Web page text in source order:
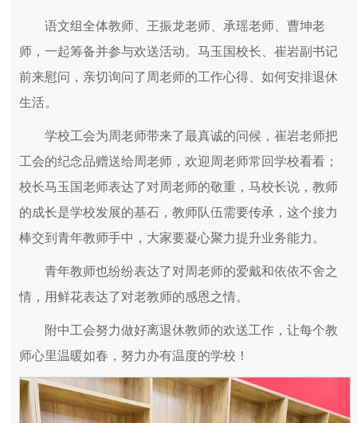
语文组全体教师、王振龙老师、承瑶老师、曹坤老
师，一起筹备并参与欢送活动。马玉国校长、崔岩副书记
前来慰问，亲切询问了周老师的工作心得、如何安排退休
生活。
学校工会为周老师带来了最真诚的问候，崔岩老师把
工会的纪念品赠送给周老师，欢迎周老师常回学校看看；
校长马玉国老师表达了对周老师的敬重，马校长说，教师
的成长是学校发展的基石，教师队伍需要传承，这个接力
棒交到青年教师手中，大家要凝心聚力提升业务能力。
青年教师也纷纷表达了对周老师的爱戴和依依不舍之
情，用鲜花表达了对老教师的感恩之情。
附中工会努力做好离退休教师的欢送工作，让每个教
师心里温暖如春，努力办有温度的学校！